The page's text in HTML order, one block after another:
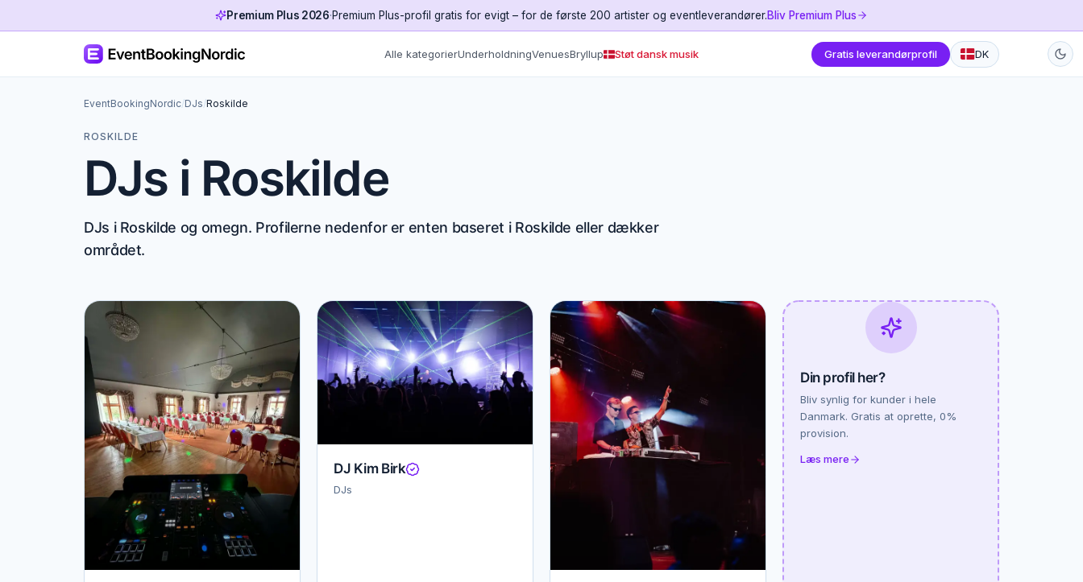
Premium Plus 2026·Premium Plus-profil gratis for evigt – for de første 200 artister og eventleverandører.Bliv Premium Plus
Alle kategorierUnderholdningVenuesBryllup Støt dansk musik Gratis leverandørprofil DK
EventBookingNordic/DJs/Roskilde
ROSKILDE
DJs i Roskilde
DJs i Roskilde og omegn. Profilerne nedenfor er enten baseret i Roskilde eller dækker
området.
DJ Kim Birk
DJs
Din profil her?
Bliv synlig for kunder i hele
Danmark. Gratis at oprette, 0%
provision.
Læs mere